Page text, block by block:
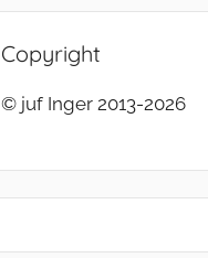
Copyright
© juf Inger 2013-2026